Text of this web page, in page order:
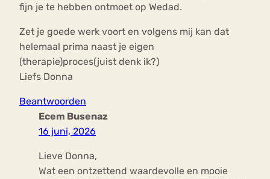
fijn je te hebben ontmoet op Wedad.
Zet je goede werk voort en volgens mij kan dat
helemaal prima naast je eigen
(therapie)proces(juist denk ik?)
Liefs Donna
Beantwoorden
Ecem Busenaz
16 juni, 2026
Lieve Donna,
Wat een ontzettend waardevolle en mooie